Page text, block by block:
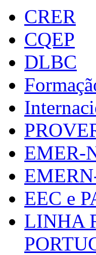
CRER
CQEP
DLBC
EMER-
EEC e
LINHA